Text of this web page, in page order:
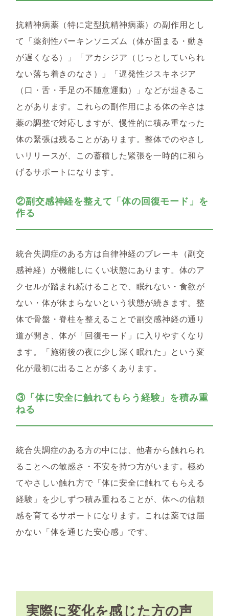
抗精神病薬（特に定型抗精神病薬）の副作用とし
て「薬剤性パーキンソニズム（体が固まる・動き
が遅くなる）」「アカシジア（じっとしていられ
ない落ち着きのなさ）」「遅発性ジスキネジア
（口・舌・手足の不随意運動）」などが起きるこ
とがあります。これらの副作用による体の辛さは
薬の調整で対応しますが、慢性的に積み重なった
体の緊張は残ることがあります。整体でのやさし
いリリースが、この蓄積した緊張を一時的に和ら
げるサポートになります。
②副交感神経を整えて「体の回復モード」を
作る
統合失調症のある方は自律神経のブレーキ（副交
感神経）が機能しにくい状態にあります。体のア
クセルが踏まれ続けることで、眠れない・食欲が
ない・体が休まらないという状態が続きます。整
体で骨盤・脊柱を整えることで副交感神経の通り
道が開き、体が「回復モード」に入りやすくなり
ます。「施術後の夜に少し深く眠れた」という変
化が最初に出ることが多くあります。
③「体に安全に触れてもらう経験」を積み重
ねる
統合失調症のある方の中には、他者から触れられ
ることへの敏感さ・不安を持つ方がいます。極め
てやさしい触れ方で「体に安全に触れてもらえる
経験」を少しずつ積み重ねることが、体への信頼
感を育てるサポートになります。これは薬では届
かない「体を通じた安心感」です。
実際に変化を感じた方の声